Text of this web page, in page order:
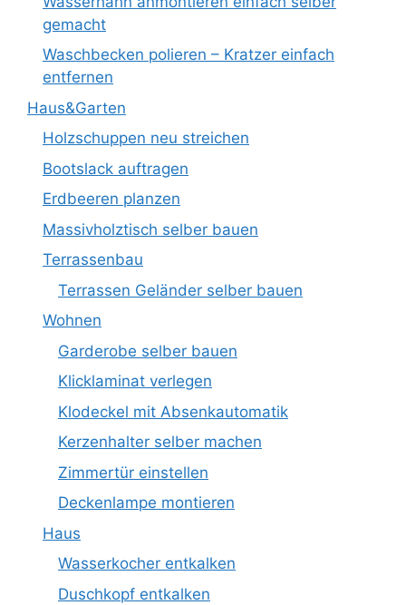
gemacht
Waschbecken polieren – Kratzer einfach
entfernen
Haus&Garten
Holzschuppen neu streichen
Bootslack auftragen
Erdbeeren planzen
Massivholztisch selber bauen
Terrassenbau
Terrassen Geländer selber bauen
Wohnen
Garderobe selber bauen
Klicklaminat verlegen
Klodeckel mit Absenkautomatik
Kerzenhalter selber machen
Zimmertür einstellen
Deckenlampe montieren
Haus
Wasserkocher entkalken
Duschkopf entkalken